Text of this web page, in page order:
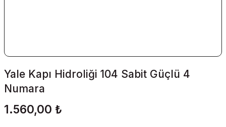
Yale Kapı Hidroliği 104 Sabit Güçlü 4
Numara
1.560,00 ₺